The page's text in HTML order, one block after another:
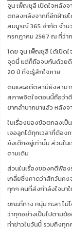
จูน เพ็ญชุลี เปิดใจหลังจ
ตกลงหลังจากที่อีกฝ่าย
สมบูรณ์ 365 จำกัด จำน
กรกฎาคม 2567 ณ ที่ว่า
โดย จูน เพ็ญชุลี ได้เปิดใ
จุดนี้ แต่ก็ถือจบกันด้วยดี
20 ปี ที่จะรู้สึกใจหาย
ตนและอดีตสามียังสามา
สภาพจิตใจตอนนี้ถือว่าดี
ยากลำบากมาแล้ว หลัง
ในเรื่องของข้อตกลงเ
เจอลูกได้ทุกเวลาที่ต้อง
ยังเด็กอยู่เท่านั้น ส่วนใ
ตามเดิม
ส่วนในเรื่องของคดีฟ้อง
เกลี่ยซึ่งคาดว่าสักวันค
ทุกๆ คนที่ส่งกำลังใจมา
ขณะที่ทาง หนุ่ม กะลา ไ
ว่าทุกอย่างเป็นไปตาม
ทำข่าวในวันนี้ รวมถึงทุ